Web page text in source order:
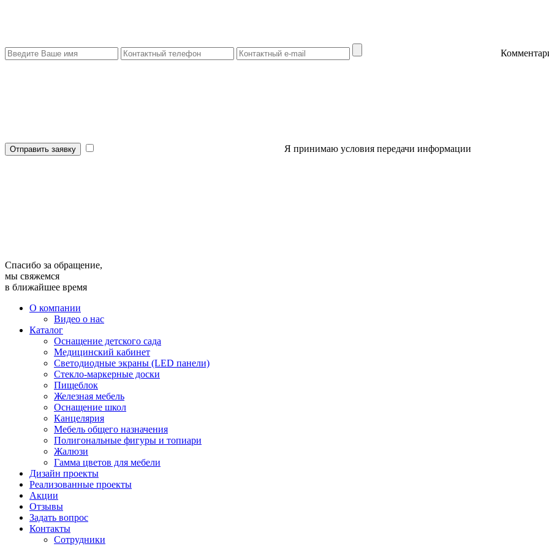
Отправить заявку Я принимаю условия передачи информации
Спасибо за обращение,
мы свяжемся
в ближайшее время
О компании
Видео о нас
Каталог
Оснащение детского сада
Медицинский кабинет
Светодиодные экраны (LED панели)
Стекло-маркерные доски
Пищеблок
Железная мебель
Оснащение школ
Канцелярия
Мебель общего назначения
Полигональные фигуры и топиари
Жалюзи
Гамма цветов для мебели
Дизайн проекты
Реализованные проекты
Акции
Отзывы
Задать вопрос
Контакты
Сотрудники